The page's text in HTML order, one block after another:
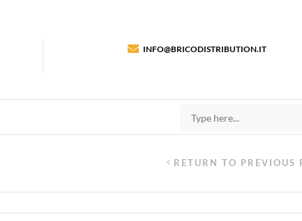
INFO@BRICODISTRIBUTION.IT
RETURN TO PREVIOUS